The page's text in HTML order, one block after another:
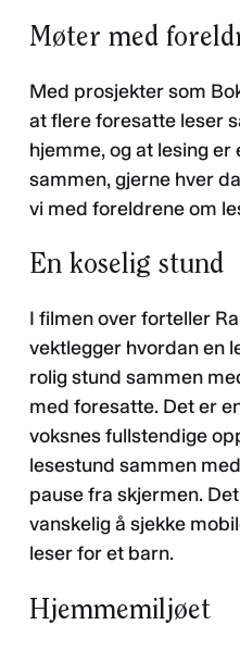
Møter med
Med prosjekter som
at flere foresatte leser
hjemme, og at lesing
sammen, gjerne hver
vi med foreldrene om
En koselig stund
I filmen over forteller
vektlegger hvordan en
rolig stund sammen
med foresatte. Det er
voksnes fullstendige
lesestund sammen
pause fra skjermen.
vanskelig å sjekke
leser for et barn.
Hjemmemiljøet